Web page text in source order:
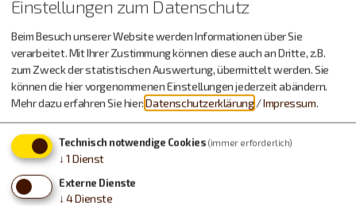
Einstellungen zum Datenschutz
Beim Besuch unserer Website werden Informationen über Sie
verarbeitet. Mit Ihrer Zustimmung können diese auch an Dritte, z.B.
zum Zweck der statistischen Auswertung, übermittelt werden. Sie
können die hier vorgenommenen Einstellungen jederzeit abändern.
Mehr dazu erfahren Sie hier:Datenschutzerklärung /Impressum.
Technisch notwendige Cookies (immer erforderlich)
↓ 1 Dienst
Externe Dienste
↓ 4Dienste